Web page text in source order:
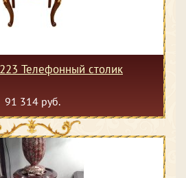
Телефонный столик
91 314 руб.